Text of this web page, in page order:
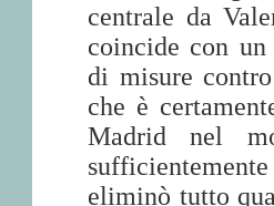
centrale da
coincide con un
di misure
che è
Madrid nel
eliminò tutto